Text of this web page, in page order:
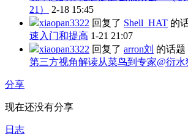
21）
2-18 15:45
xiaopan3322 回复了 Shell_HAT 的
速入门和提高 1-21 21:07
xiaopan3322 回复了 arron刘 的话题
第三方视角解读从菜鸟到专家@衍水
分享
现在还没有分享
日志